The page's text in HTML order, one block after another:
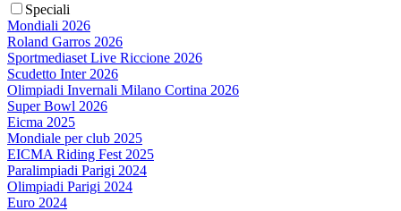
Speciali
Mondiali 2026
Roland Garros 2026
Sportmediaset Live Riccione 2026
Scudetto Inter 2026
Olimpiadi Invernali Milano Cortina 2026
Super Bowl 2026
Eicma 2025
Mondiale per club 2025
EICMA Riding Fest 2025
Paralimpiadi Parigi 2024
Olimpiadi Parigi 2024
Euro 2024